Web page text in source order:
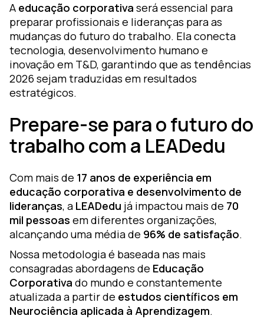
A educação corporativa será essencial para
preparar profissionais e lideranças para as
mudanças do futuro do trabalho. Ela conecta
tecnologia, desenvolvimento humano e
inovação em T&D, garantindo que as tendências
2026 sejam traduzidas em resultados
estratégicos.
Prepare-se para o futuro do
trabalho com a LEADedu
Com mais de 17 anos de experiência em
educação corporativa e desenvolvimento de
lideranças, a LEADedu já impactou mais de 70
mil pessoas em diferentes organizações,
alcançando uma média de 96% de satisfação.
Nossa metodologia é baseada nas mais
consagradas abordagens de Educação
Corporativa do mundo e constantemente
atualizada a partir de estudos científicos em
Neurociência aplicada à Aprendizagem.